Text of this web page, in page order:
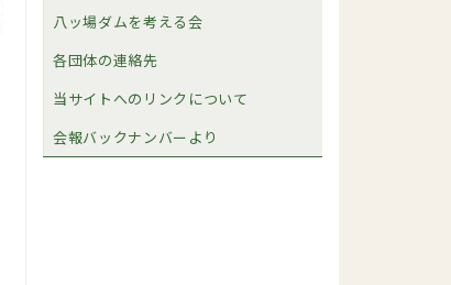
八ッ場ダムを考える会
各団体の連絡先
当サイトへのリンクについて
会報バックナンバーより